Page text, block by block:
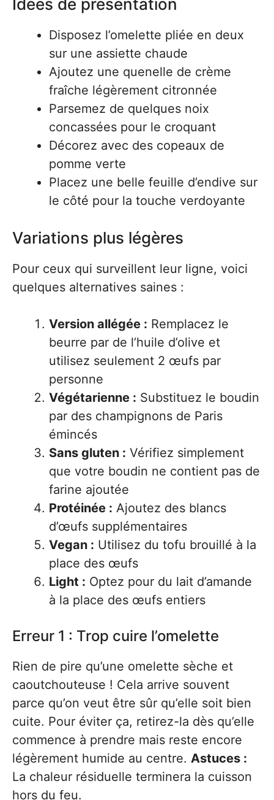
Idées de présentation
Disposez l’omelette pliée en deux
sur une assiette chaude
Ajoutez une quenelle de crème
fraîche légèrement citronnée
Parsemez de quelques noix
concassées pour le croquant
Décorez avec des copeaux de
pomme verte
Placez une belle feuille d’endive sur
le côté pour la touche verdoyante
Variations plus légères
Pour ceux qui surveillent leur ligne, voici
quelques alternatives saines :
Version allégée : Remplacez le
beurre par de l’huile d’olive et
utilisez seulement 2 œufs par
personne
Végétarienne : Substituez le boudin
par des champignons de Paris
émincés
Sans gluten : Vérifiez simplement
que votre boudin ne contient pas de
farine ajoutée
Protéinée : Ajoutez des blancs
d’œufs supplémentaires
Vegan : Utilisez du tofu brouillé à la
place des œufs
Light : Optez pour du lait d’amande
à la place des œufs entiers
Erreur 1 : Trop cuire l’omelette
Rien de pire qu’une omelette sèche et
caoutchouteuse ! Cela arrive souvent
parce qu’on veut être sûr qu’elle soit bien
cuite. Pour éviter ça, retirez-la dès qu’elle
commence à prendre mais reste encore
légèrement humide au centre. Astuces :
La chaleur résiduelle terminera la cuisson
hors du feu.